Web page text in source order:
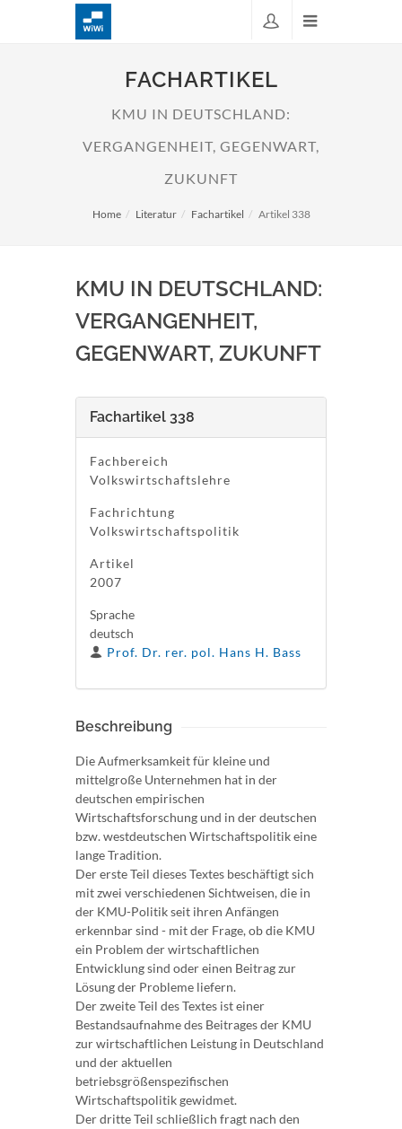
FACHARTIKEL
KMU IN DEUTSCHLAND:
VERGANGENHEIT, GEGENWART,
ZUKUNFT
Home Literatur Fachartikel Artikel 338
KMU IN DEUTSCHLAND:
VERGANGENHEIT,
GEGENWART, ZUKUNFT
Fachartikel 338
Fachbereich
Volkswirtschaftslehre
Fachrichtung
Volkswirtschaftspolitik
Artikel
2007
Sprache
deutsch
Prof. Dr. rer. pol. Hans H. Bass
Beschreibung
Die Aufmerksamkeit für kleine und
mittelgroße Unternehmen hat in der
deutschen empirischen
Wirtschaftsforschung und in der deutschen
bzw. westdeutschen Wirtschaftspolitik eine
lange Tradition.
Der erste Teil dieses Textes beschäftigt sich
mit zwei verschiedenen Sichtweisen, die in
der KMU-Politik seit ihren Anfängen
erkennbar sind - mit der Frage, ob die KMU
ein Problem der wirtschaftlichen
Entwicklung sind oder einen Beitrag zur
Lösung der Probleme liefern.
Der zweite Teil des Textes ist einer
Bestandsaufnahme des Beitrages der KMU
zur wirtschaftlichen Leistung in Deutschland
und der aktuellen
betriebsgrößenspezifischen
Wirtschaftspolitik gewidmet.
Der dritte Teil schließlich fragt nach den